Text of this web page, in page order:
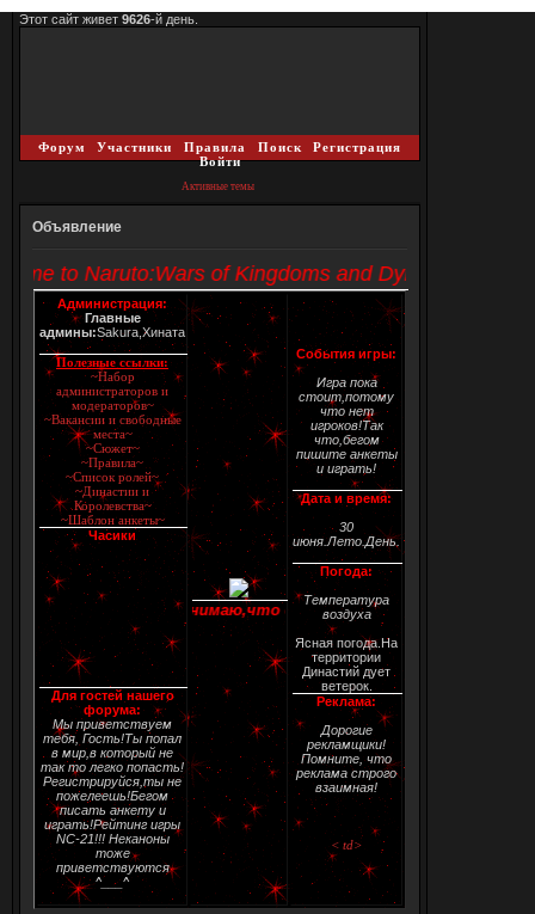
Этот сайт живет 9626-й день.
Форум Участники Правила Поиск
Регистрация
Войти
Активные темы
Объявление
to Naruto:Wars of Kingdoms and Dynasties!
Администрация:
Главные
админы:Sakura,Хината
Полезные ссылки:
~Набор
администраторов и
модераторов~
~Вакансии и свободные
места~
~Сюжет~
~Правила~
~Список ролей~
~Династии и
Королевства~
~Шаблон анкеты~
Часики
Для гостей нашего
форума:
Мы приветствуем
тебя, Гость!Ты попал
в мир,в который не
так то легко попасть!
Регистрируйся,ты не
пожелеешь!Бегом
писать анкету и
играть!Рейтинг игры
NC-21!!! Неканоны
тоже
приветствуются
^___^
странице!Я понимаю,что она красивая!(самой
События игры:
Игра пока
стоит,потому
что нет
игроков!Так
что,бегом
пишите анкеты
и играть!
Дата и время:
30
июня.Лето.День.
Погода:
Температура
воздуха
Ясная погода.На
территории
Династий дует
ветерок.
Реклама:
Дорогие
рекламщики!
Помните, что
реклама строго
взаимная!
< td>